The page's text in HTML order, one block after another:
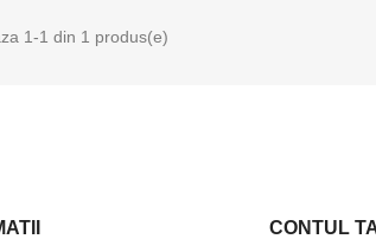
1-1 din 1 produs(e)
CONTUL